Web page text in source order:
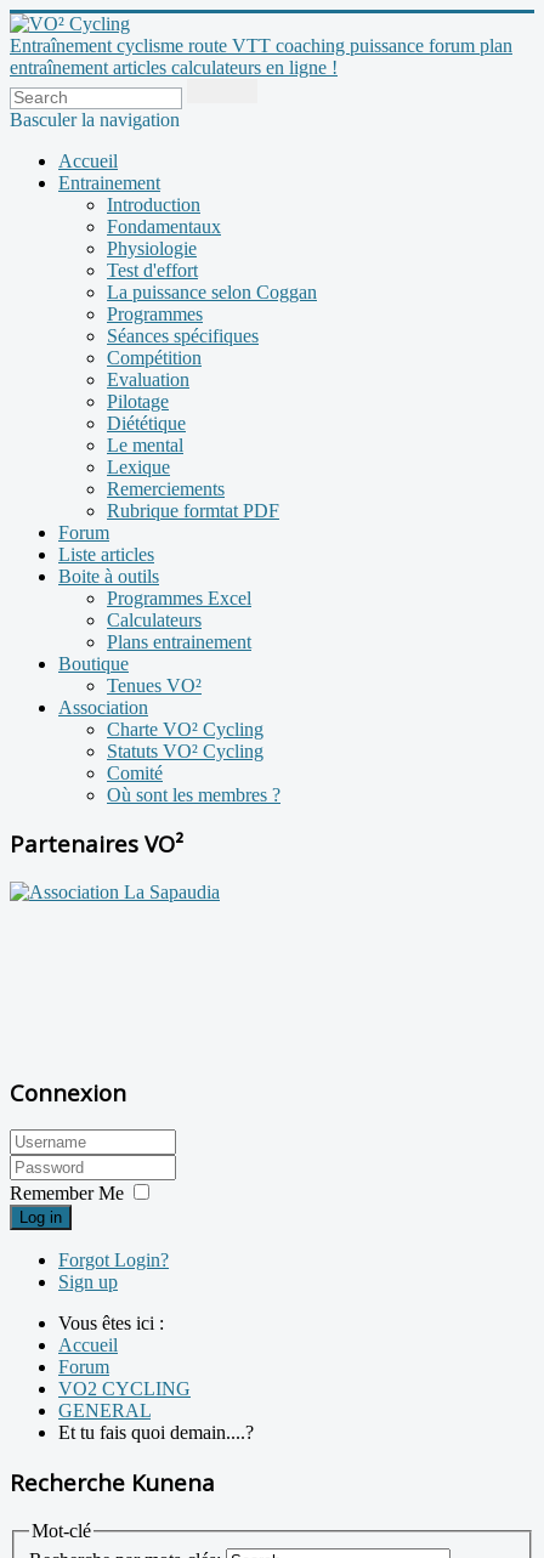
Entraînement cyclisme route VTT coaching puissance forum plan
entraînement articles calculateurs en ligne !
Basculer la navigation
Accueil
Entrainement
Introduction
Fondamentaux
Physiologie
Test d'effort
La puissance selon Coggan
Programmes
Séances spécifiques
Compétition
Evaluation
Pilotage
Diététique
Le mental
Lexique
Remerciements
Rubrique formtat PDF
Forum
Liste articles
Boite à outils
Programmes Excel
Calculateurs
Plans entrainement
Boutique
Tenues VO²
Association
Charte VO² Cycling
Statuts VO² Cycling
Comité
Où sont les membres ?
Partenaires VO²
Connexion
Remember Me
Log in
Forgot Login?
Sign up
Vous êtes ici :
Accueil
Forum
VO2 CYCLING
GENERAL
Et tu fais quoi demain....?
Recherche Kunena
Mot-clé